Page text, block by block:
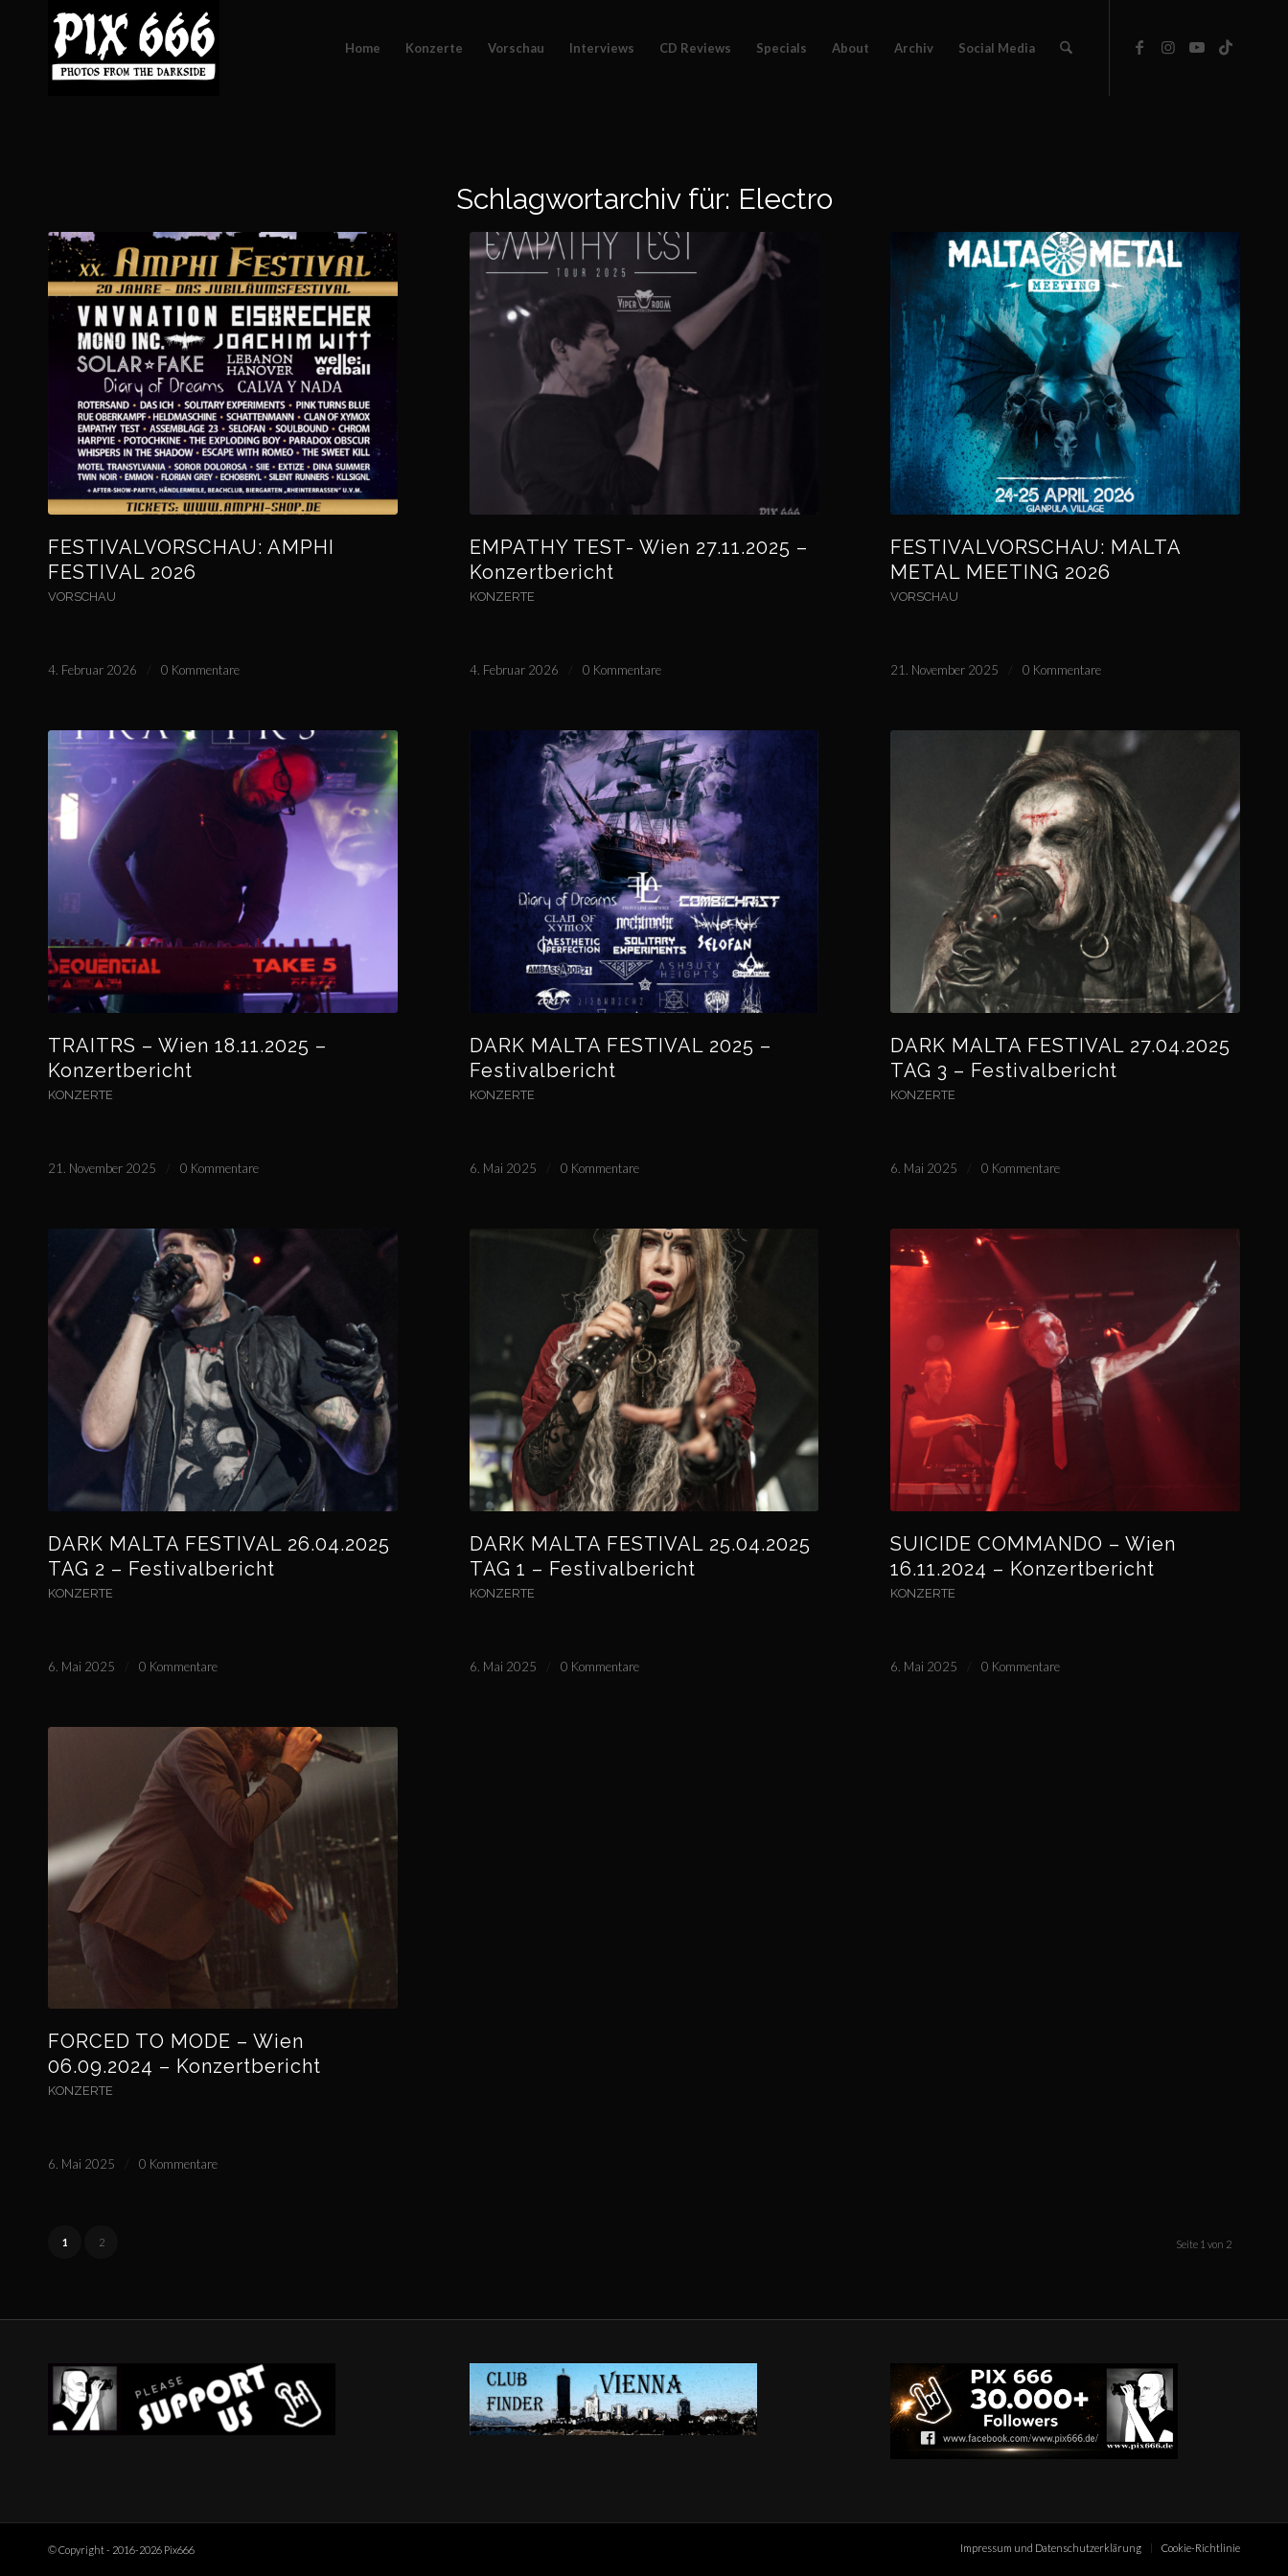
Home Konzerte Vorschau Interviews CD Reviews Specials About Archiv Social Media
Schlagwortarchiv für: Electro
FESTIVALVORSCHAU: AMPHI
FESTIVAL 2026
VORSCHAU
4. Februar 2026 0 Kommentare
EMPATHY TEST- Wien 27.11.2025 –
Konzertbericht
KONZERTE
4. Februar 2026 0 Kommentare
FESTIVALVORSCHAU: MALTA
METAL MEETING 2026
VORSCHAU
21. November 2025 0 Kommentare
TRAITRS – Wien 18.11.2025 –
Konzertbericht
KONZERTE
21. November 2025 0 Kommentare
DARK MALTA FESTIVAL 2025 –
Festivalbericht
KONZERTE
6. Mai 2025 0 Kommentare
DARK MALTA FESTIVAL 27.04.2025
TAG 3 – Festivalbericht
KONZERTE
6. Mai 2025 0 Kommentare
DARK MALTA FESTIVAL 26.04.2025
TAG 2 – Festivalbericht
KONZERTE
6. Mai 2025 0 Kommentare
DARK MALTA FESTIVAL 25.04.2025
TAG 1 – Festivalbericht
KONZERTE
6. Mai 2025 0 Kommentare
SUICIDE COMMANDO – Wien
16.11.2024 – Konzertbericht
KONZERTE
6. Mai 2025 0 Kommentare
FORCED TO MODE – Wien
06.09.2024 – Konzertbericht
KONZERTE
6. Mai 2025 0 Kommentare
Seite 1 von 2
1 2
© Copyright - 2016-2026 Pix666 Impressum und Datenschutzerklärung Cookie-Richtlinie